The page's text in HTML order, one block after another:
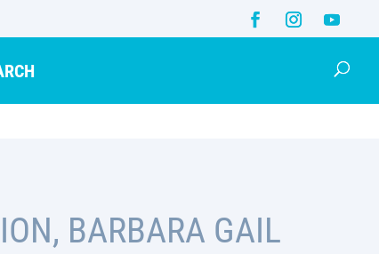
BARBARA GAIL